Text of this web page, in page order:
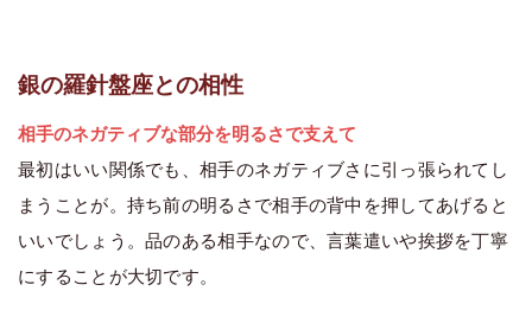
銀の羅針盤座との相性
相手のネガティブな部分を明るさで支えて
最初はいい関係でも、相手のネガティブさに引っ張られてし
まうことが。持ち前の明るさで相手の背中を押してあげると
いいでしょう。品のある相手なので、言葉遣いや挨拶を丁寧
にすることが大切です。